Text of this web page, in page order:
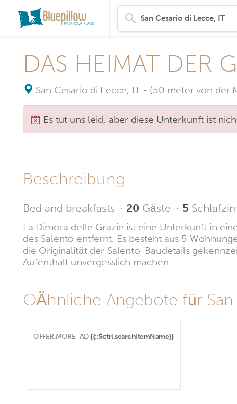
DAS HEIMAT DER
San Cesario di Lecce, IT - (50 meter von der
Es tut uns leid, aber diese Unterkunft ist
Beschreibung
Bed and breakfasts · 20 Gäste · 5
La Dimora delle Grazie ist eine Unterkunft in
des Salento entfernt. Es besteht aus 5
die Originalität der Salento-Baudetails
Aufenthalt unvergesslich machen
OÄhnliche Angebote für
OFFER.MORE_AD {{::$ctrl.searchItemName}}